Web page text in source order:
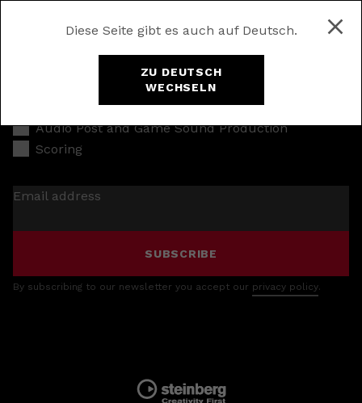
Diese Seite gibt es auch auf Deutsch.
ZU DEUTSCH
WECHSELN
Music Production
Audio Post and Game Sound Production
Scoring
Email address
SUBSCRIBE
By subscribing to our newsletter you accept our privacy policy.